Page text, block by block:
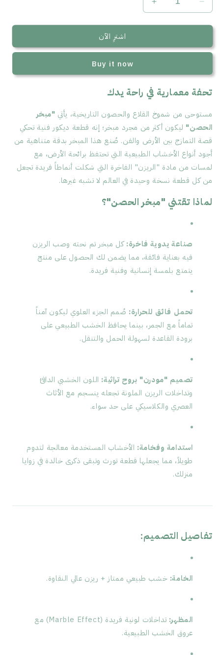
Decrease
مبخر
(
ذهبي
Increase
مبخر
الحصن
(
ذهبي
)
اشترِ الآن
Buy it now
تحفة معمارية في راحة يدك
مستوحى من شموخ القلاع والحصون التاريخية، يأتي "مبخر
الحصن" ليكون أكثر من مجرد مبخر؛ إنه قطعة ديكور فنية تحكي
قصة التمازج بين الأرض والفن. صُنع هذا المبخر بدقة متناهية من
أجود أنواع الأخشاب الطبيعية التي تحتفظ برائحة الأرض، مع
لمسات من مادة "الريزن" الفاخرة التي شكلت أنماطاً فريدة تجعل
من كل قطعة نسخة وحيدة في العالم لا تشبه غيرها.
لماذا تقتني "مبخر الحصن"؟
صناعة يدوية فاخرة:كل مبخر تم نحته وصب الريزن
فيه بعناية فائقة، مما يضمن لك الحصول على منتج
يتمتع بلمسة إنسانية وفنية فريدة.
تحمل فائق للحرارة: صُمم الجزء العلوي ليكون آمناً
تماماً مع الجمر، بينما يحافظ الخشب الطبيعي على
برودة القاعدة لسهولة الحمل والتنقل.
تصميم "مودرن" بروح تراثية: اللون الخشبي الدافئ
وتداخلات الريزن الملونة تجعله ينسجم مع الأثاث
العصري والكلاسيكي على حد سواء.
استدامة وفخامة: الأخشاب المستخدمة معالجة لتدوم
طويلاً، مما يجعلها قطعة تورث وتبقى ذكرى خالدة في زوايا
منزلك.
تفاصيل التصميم:
الخامة: خشب طبيعي ممتاز + ريزن عالي النقاوة.
المظهر:
تداخلات لونية فريدة (Marble Effect) مع
عروق الخشب الطبيعية.